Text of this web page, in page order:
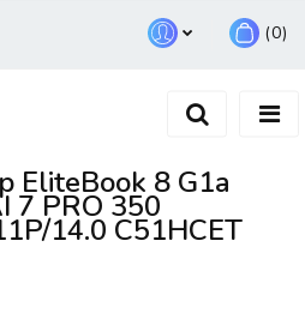
Zarejestruj się
(0)
EliteBook 8 G1a
7 PRO 350
14.0 C51HCET